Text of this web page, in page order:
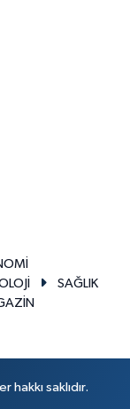
SAĞLIK
saklıdır.